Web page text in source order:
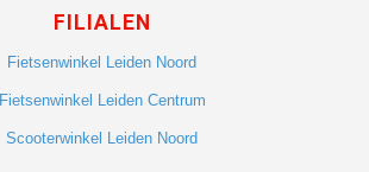
FILIALEN
Fietsenwinkel Leiden Noord
Fietsenwinkel Leiden Centrum
Scooterwinkel Leiden Noord